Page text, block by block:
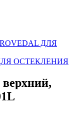
ДЛЯ
ОСТЕКЛЕНИЯ